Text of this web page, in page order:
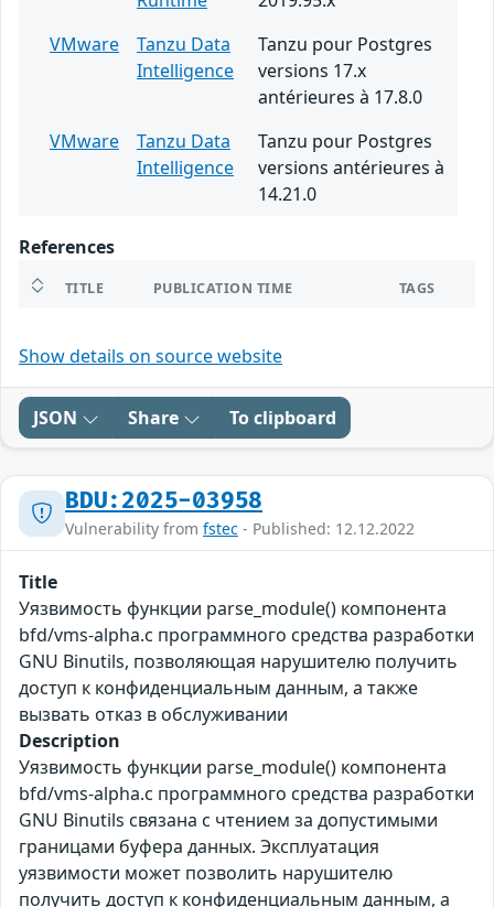
VMware
Tanzu Data
Intelligence
Tanzu pour Postgres
versions 17.x
antérieures à 17.8.0
VMware
Tanzu Data
Intelligence
Tanzu pour Postgres
versions antérieures à
14.21.0
References
TITLE PUBLICATION TIME TAGS
Show details on source website
JSON Share To clipboard
BDU:2025-03958
Vulnerability from fstec - Published: 12.12.2022
Title
Уязвимость функции parse_module() компонента
bfd/vms-alpha.c программного средства разработки
GNU Binutils, позволяющая нарушителю получить
доступ к конфиденциальным данным, а также
вызвать отказ в обслуживании
Description
Уязвимость функции parse_module() компонента
bfd/vms-alpha.c программного средства разработки
GNU Binutils связана с чтением за допустимыми
границами буфера данных. Эксплуатация
уязвимости может позволить нарушителю
получить доступ к конфиденциальным данным, а